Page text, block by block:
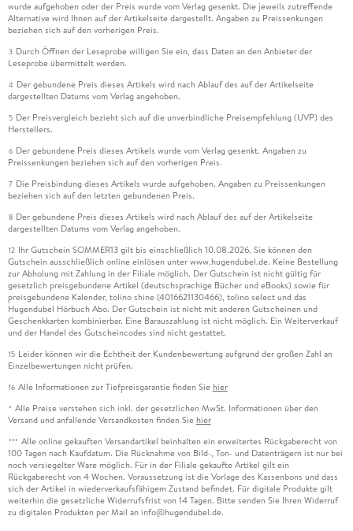
wurde aufgehoben oder der Preis wurde vom Verlag gesenkt. Die jeweils zutreffende
Alternative wird Ihnen auf der Artikelseite dargestellt. Angaben zu Preissenkungen
beziehen sich auf den vorherigen Preis.
3 Durch Öffnen der Leseprobe willigen Sie ein, dass Daten an den Anbieter der
Leseprobe übermittelt werden.
4 Der gebundene Preis dieses Artikels wird nach Ablauf des auf der Artikelseite
dargestellten Datums vom Verlag angehoben.
5 Der Preisvergleich bezieht sich auf die unverbindliche Preisempfehlung (UVP) des
Herstellers.
6 Der gebundene Preis dieses Artikels wurde vom Verlag gesenkt. Angaben zu
Preissenkungen beziehen sich auf den vorherigen Preis.
7 Die Preisbindung dieses Artikels wurde aufgehoben. Angaben zu Preissenkungen
beziehen sich auf den letzten gebundenen Preis.
8 Der gebundene Preis dieses Artikels wird nach Ablauf des auf der Artikelseite
dargestellten Datums vom Verlag angehoben.
12 Ihr Gutschein SOMMER13 gilt bis einschließlich 10.08.2026. Sie können den
Gutschein ausschließlich online einlösen unter www.hugendubel.de. Keine Bestellung
zur Abholung mit Zahlung in der Filiale möglich. Der Gutschein ist nicht gültig für
gesetzlich preisgebundene Artikel (deutschsprachige Bücher und eBooks) sowie für
preisgebundene Kalender, tolino shine (4016621130466), tolino select und das
Hugendubel Hörbuch Abo. Der Gutschein ist nicht mit anderen Gutscheinen und
Geschenkkarten kombinierbar. Eine Barauszahlung ist nicht möglich. Ein Weiterverkauf
und der Handel des Gutscheincodes sind nicht gestattet.
15 Leider können wir die Echtheit der Kundenbewertung aufgrund der großen Zahl an
Einzelbewertungen nicht prüfen.
16 Alle Informationen zur Tiefpreisgarantie finden Sie hier
* Alle Preise verstehen sich inkl. der gesetzlichen MwSt. Informationen über den
Versand und anfallende Versandkosten finden Sie hier
*** Alle online gekauften Versandartikel beinhalten ein erweitertes Rückgaberecht von
100 Tagen nach Kaufdatum. Die Rücknahme von Bild-, Ton- und Datenträgern ist nur bei
noch versiegelter Ware möglich. Für in der Filiale gekaufte Artikel gilt ein
Rückgaberecht von 4 Wochen. Voraussetzung ist die Vorlage des Kassenbons und dass
sich der Artikel in wiederverkaufsfähigem Zustand befindet. Für digitale Produkte gilt
weiterhin die gesetzliche Widerrufsfrist von 14 Tagen. Bitte senden Sie Ihren Widerruf
zu digitalen Produkten per Mail an info@hugendubel.de.